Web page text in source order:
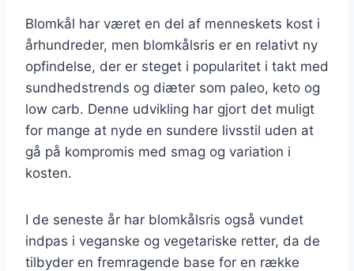
Blomkål har været en del af menneskets kost i
århundreder, men blomkålsris er en relativt ny
opfindelse, der er steget i popularitet i takt med
sundhedstrends og diæter som paleo, keto og
low carb. Denne udvikling har gjort det muligt
for mange at nyde en sundere livsstil uden at
gå på kompromis med smag og variation i
kosten.
I de seneste år har blomkålsris også vundet
indpas i veganske og vegetariske retter, da de
tilbyder en fremragende base for en række